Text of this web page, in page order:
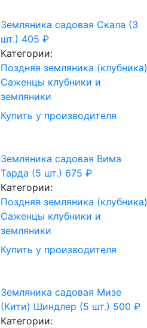
Земляника садовая Скала (3
шт.) 405₽
Категории:
Поздняя земляника (клубника)
Саженцы клубники и
земляники
Купить у производителя
Земляника садовая Вима
Тарда (5 шт.) 675₽
Категории:
Поздняя земляника (клубника)
Саженцы клубники и
земляники
Купить у производителя
Земляника садовая Мизе
(Кити) Шиндлер (5 шт.) 500₽
Категории: